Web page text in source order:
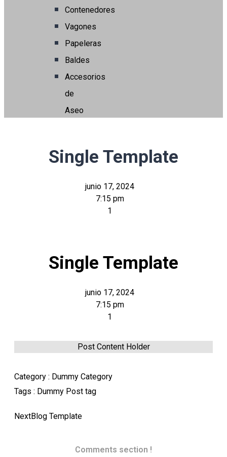
Contenedores
Vagones
Papeleras
Baldes
Accesorios
de
Aseo
Single Template
junio 17, 2024
7:15 pm
1
Single Template
junio 17, 2024
7:15 pm
1
Post Content Holder
Category : Dummy Category
Tags : Dummy Post tag
NextBlog Template
Comments section !